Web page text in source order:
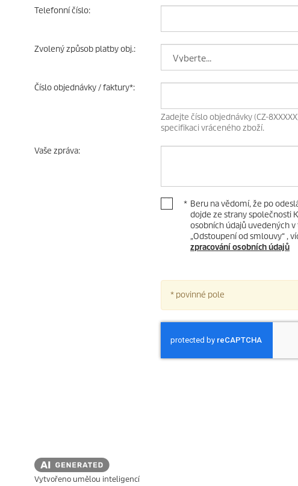
Telefonní číslo:
Zvolený způsob platby obj.:
Číslo objednávky / faktury*:
Zadejte číslo objednávky (CZ-
specifikaci vráceného zboží.
Vaše zpráva:
* Beru na vědomí, že po
dojde ze strany společnosti
osobních údajů uvedených
„Odstoupení od smlouvy“ ,
zpracování osobních údajů
* povinné pole
Vytvořeno umělou inteligencí